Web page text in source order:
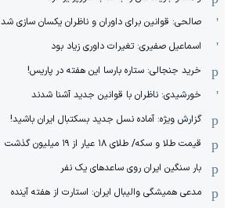
صالحی: قوانین برای داوران و ناظران یکسان سازی شد
اسماعیل صفیری: تغیرات داوری زیاد بود
خرید جنجالی: ستاره بارسا این هفته در پاریس!
خورشیدی: ناظران با قوانین جدید آشنا شدند
گزارش ویژه‌: آماده نسل جدید بسکتبال ایران باشید!
قیمت طلا و سکه/ طلای ۱۸ عیار از ۱۹ میلیون گذشت
بار سنگین ایران روی ساعدهای یک نفر
مدعی همیشگی والیبال ایران: استارت از هفته آینده